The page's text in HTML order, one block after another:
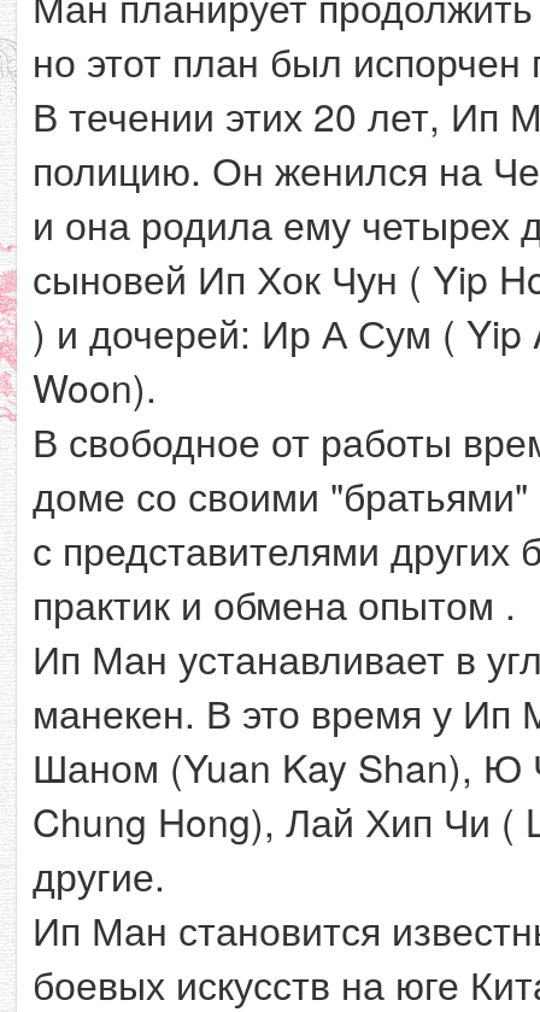
но этот план был испорчен
В течении этих 20 лет, Ип
полицию. Он женился на
и она родила ему четырех
сыновей Ип Хок Чун ( Yip
) и дочерей: Ир А Сум ( Yip
Woon).
В свободное от работы
доме со своими
с представителями других
практик и обмена опытом .
Ип Ман устанавливает в
манекен. В это время у
Шаном (Yuan Kay Shan), Ю
Chung Hong), Лай Хип Чи (
другие.
Ип Ман становится
боевых искусств на юге